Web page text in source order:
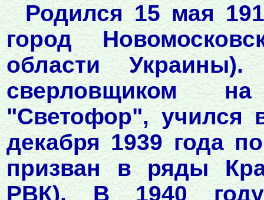
Родился 15 мая
город
области
сверловщиком на
"Светофор", учился
декабря 1939 года
призван в ряды
РВК). В 1940 году